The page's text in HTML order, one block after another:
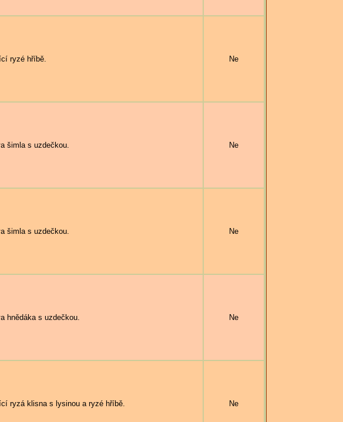
ryzé hříbě. Ne
šimla s uzdečkou. Ne
šimla s uzdečkou. Ne
hnědáka s uzdečkou. Ne
ryzá klisna s lysinou a ryzé hříbě. Ne